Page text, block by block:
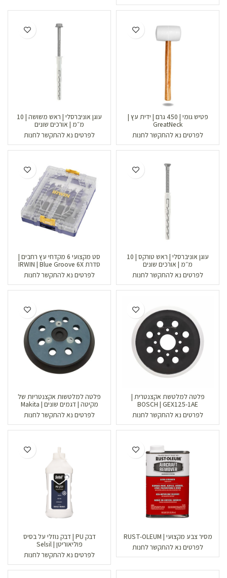
פטיש גומי | 450 גרם | ידית עץ |
GreatNeck
לפרטים נא להתקשר לחנות
עוגן אוניברסלי | ראש משושה | 10
מ״מ | אורכים שונים
לפרטים נא להתקשר לחנות
עוגן אוניברסלי | ראש טורקס | 10
מ״מ | אורכים שונים
לפרטים נא להתקשר לחנות
סט מקצועי 6 מקדחי עץ רחבים |
סדרת IRWIN | Blue Groove 6X
לפרטים נא להתקשר לחנות
פלטה למלטשת אקצנטרית |
BOSCH | GEX125-1AE
לפרטים נא להתקשר לחנות
פלטה למלטשות אקצנטריות של
מקיטה | דגמים שונים | Makita
לפרטים נא להתקשר לחנות
מסיר צבע מקצועי | RUST-OLEUM
לפרטים נא להתקשר לחנות
דבק PU | דבק נוזלי על בסיס
פוליאוריטן | Selsil
לפרטים נא להתקשר לחנות